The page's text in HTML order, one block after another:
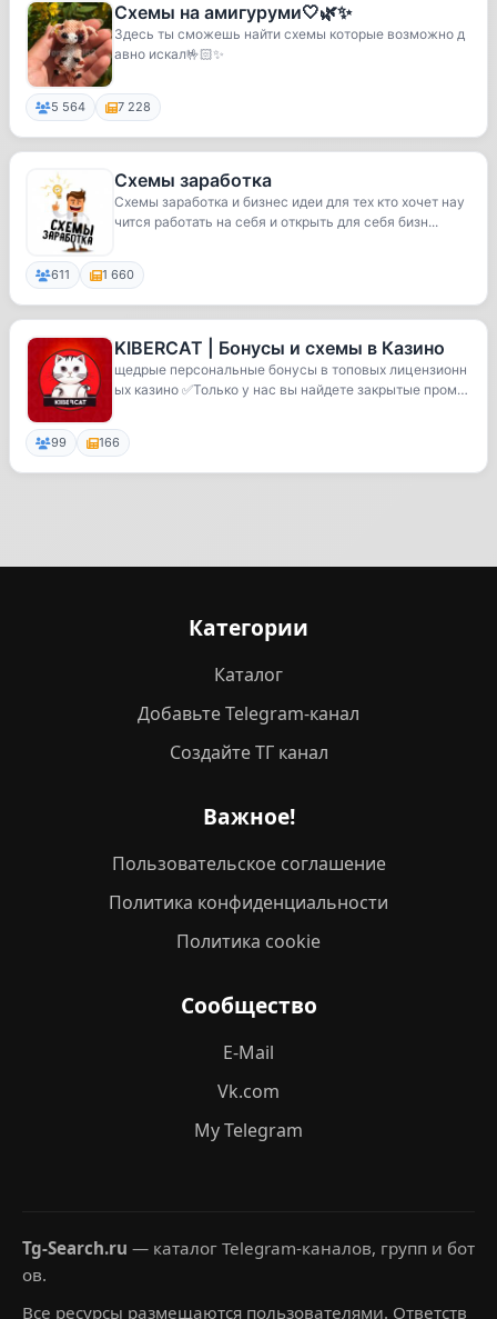
Схемы на амигуруми🤍🌿✨
Здесь ты сможешь найти схемы которые возможно д
авно искал🤟🏻✨
5 564 7 228
Схемы заработка
Схемы заработка и бизнес идеи для тех кто хочет нау
чится работать на себя и открыть для себя бизн...
611 1 660
KIBERCAT | Бонусы и схемы в Казино
щедрые персональные бонусы в топовых лицензионн
ых казино ✅Только у нас вы найдете закрытые промо
99 166
Категории
Каталог
Добавьте Telegram-канал
Создайте ТГ канал
Важное!
Пользовательское соглашение
Политика конфиденциальности
Политика cookie
Сообщество
E-Mail
Vk.com
My Telegram
Tg-Search.ru — каталог Telegram-каналов, групп и бот
ов.
Все ресурсы размещаются пользователями. Ответств